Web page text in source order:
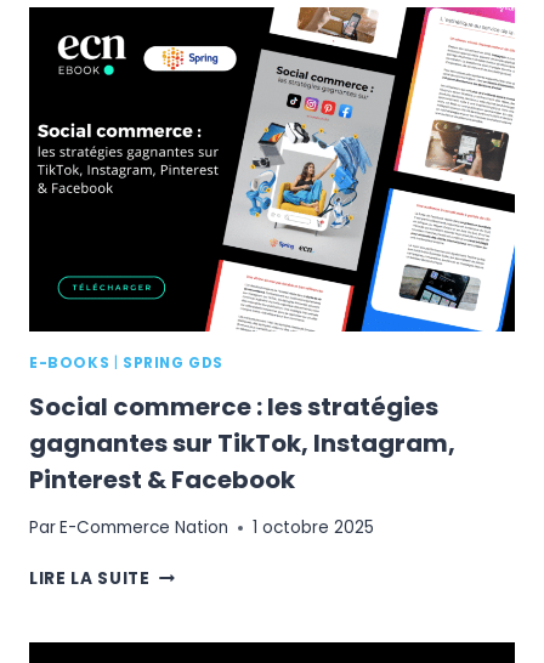
POUR
FUTUR
COMMERCE
?
DÉCOUVREZ
COMMENT
MODERNISER
PAIEMENTS
E-BOOKS | SPRING GDS
Social commerce : les stratégies
gagnantes sur TikTok, Instagram,
Pinterest & Facebook
ParE-Commerce Nation 1 octobre 2025
LIRE LA SUITE SOCIAL
LES